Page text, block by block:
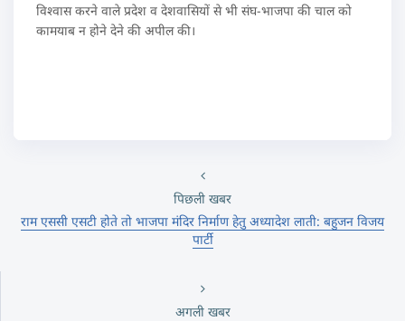
विश्वास करने वाले प्रदेश व देशवासियों से भी संघ-भाजपा की चाल को
कामयाब न होने देने की अपील की।
पिछली खबर
राम एससी एसटी होते तो भाजपा मंदिर निर्माण हेतु अध्यादेश लाती: बहुजन विजय
पार्टी
अगली खबर